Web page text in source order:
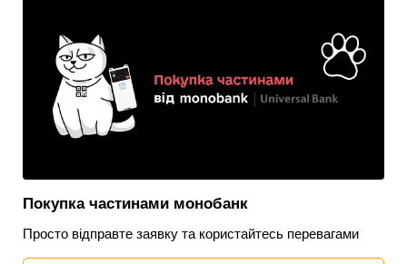
Покупка частинами монобанк
Просто відправте заявку та користайтесь перевагами